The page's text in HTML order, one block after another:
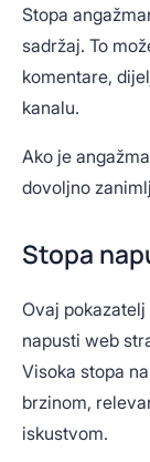
Stopa
sadržaj. To
komentare,
kanalu.
Ako je
dovoljno
Stopa
Ovaj
napusti web
Visoka stopa
brzinom,
iskustvom.